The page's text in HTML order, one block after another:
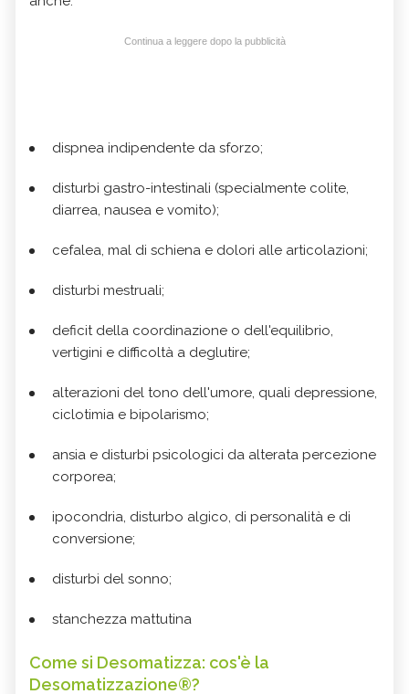
Continua a leggere dopo la pubblicità
dispnea indipendente da sforzo;
disturbi gastro-intestinali (specialmente colite,
diarrea, nausea e vomito);
cefalea, mal di schiena e dolori alle articolazioni;
disturbi mestruali;
deficit della coordinazione o dell'equilibrio,
vertigini e difficoltà a deglutire;
alterazioni del tono dell'umore, quali depressione,
ciclotimia e bipolarismo;
ansia e disturbi psicologici da alterata percezione
corporea;
ipocondria, disturbo algico, di personalità e di
conversione;
disturbi del sonno;
stanchezza mattutina
Come si Desomatizza: cos'è la
Desomatizzazione®?